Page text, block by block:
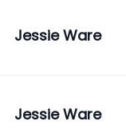
Jessie Ware
Jessie Ware